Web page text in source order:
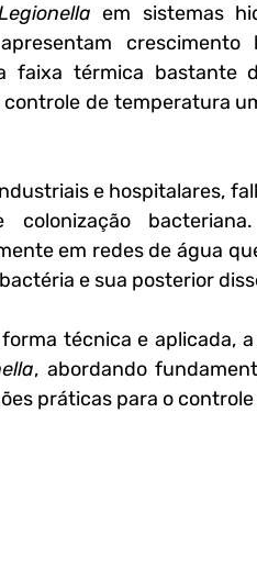
em sistemas
faixa térmica bastante
de temperatura
e hospitalares,
colonização
em redes de água
e sua posterior
técnica e aplicada,
, abordando
práticas para o